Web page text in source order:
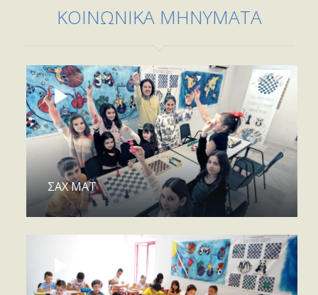
ΚΟΙΝΩΝΙΚΑ ΜΗΝΥΜΑΤΑ
ΣΑΧ ΜΑΤ